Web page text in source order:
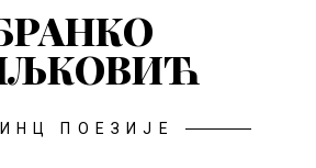
ПОЕЗИЈЕ